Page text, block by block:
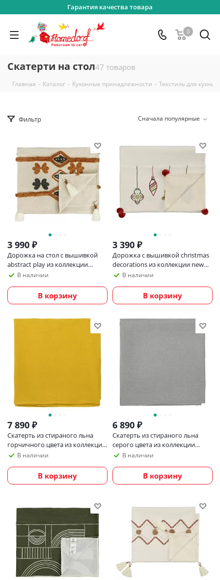
Гарантия качества товара
0
Скатерти на стол47 товаров
Главная - Каталог - Кухонные принадлежности - Текстиль для кухни
Фильтр Сначала популярные
3 990 ₽
Дорожка на стол с вышивкой
abstract play из коллекции
ethnic, 45х150 см
В наличии
В корзину
3 390 ₽
Дорожка с вышивкой christmas
decorations из коллекции new
year essential, 45х150 см
В наличии
В корзину
7 890 ₽
Скатерть из стираного льна
горчичного цвета из коллекции
Essential, 150х250 см
В наличии
В корзину
6 890 ₽
Скатерть из стираного льна
серого цвета из коллекции
Essential, 170х170 см
В наличии
В корзину